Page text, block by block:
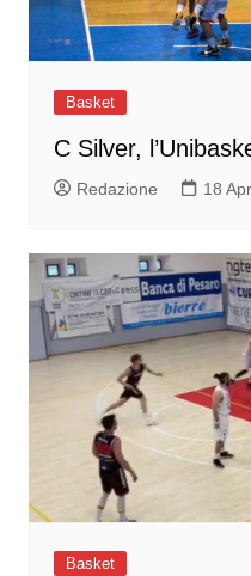
Basket
C Silver,
Redazione 18
Basket